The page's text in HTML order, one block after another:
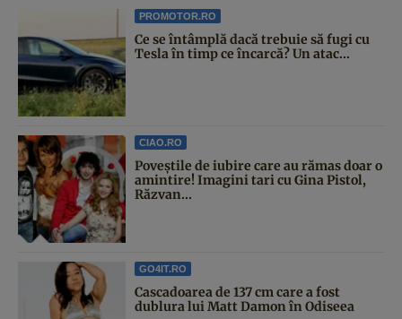
PROMOTOR.RO
Ce se întâmplă dacă trebuie să fugi cu
Tesla în timp ce încarcă? Un atac...
CIAO.RO
Poveştile de iubire care au rămas doar o
amintire! Imagini tari cu Gina Pistol,
Răzvan...
GO4IT.RO
Cascadoarea de 137 cm care a fost
dublura lui Matt Damon în Odiseea